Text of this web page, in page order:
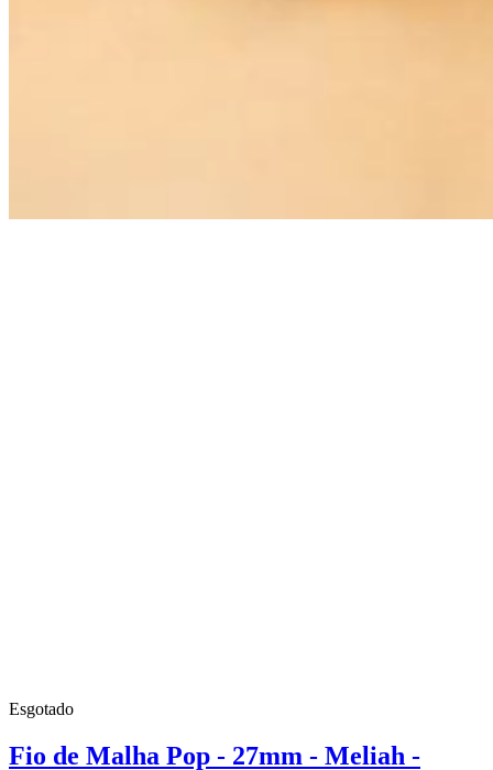
Esgotado
Fio de Malha Pop - 27mm - Meliah -